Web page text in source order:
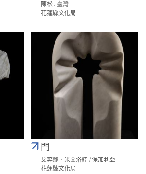
陳松 / 臺灣
花蓮縣文化局
門
艾奔娜．米艾洛娃 / 保加利亞
花蓮縣文化局